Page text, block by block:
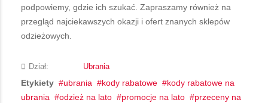
podpowiemy, gdzie ich szukać. Zapraszamy również na
przegląd najciekawszych okazji i ofert znanych sklepów
odzieżowych.
Dział: Ubrania
Etykiety ubrania kody rabatowe
kody rabatowe na
ubrania
odzież na lato promocje na lato
przeceny na